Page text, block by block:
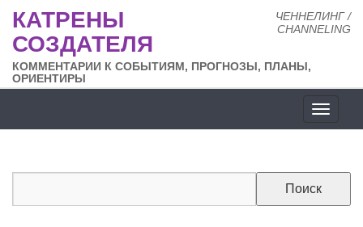
ЧЕННЕЛИНГ /
CHANNELING
КАТРЕНЫ
СОЗДАТЕЛЯ
КОММЕНТАРИИ К СОБЫТИЯМ, ПРОГНОЗЫ, ПЛАНЫ,
ОРИЕНТИРЫ
сайта